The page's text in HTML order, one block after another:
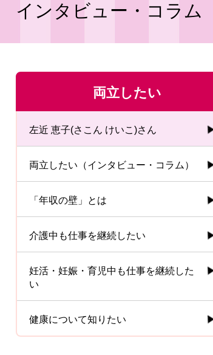
インタビュー・コラム
両立したい
左近 恵子(さこん けいこ)さん
両立したい（インタビュー・コラム）
「年収の壁」とは
介護中も仕事を継続したい
妊活・妊娠・育児中も仕事を継続した
い
健康について知りたい